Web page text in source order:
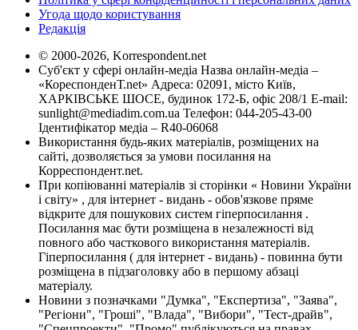
Угода щодо користування
Редакція
© 2000-2026, Korrespondent.net
Суб'єкт у сфері онлайн-медіа Назва онлайн-медіа –
«КореспонденТ.net» Адреса: 02091, місто Київ,
ХАРКІВСЬКЕ ШОСЕ, будинок 172-Б, офіс 208/1 E-mail:
sunlight@mediadim.com.ua Телефон: 044-205-43-00
Ідентифікатор медіа – R40-06068
Використання будь-яких матеріалів, розміщених на
сайті, дозволяється за умови посилання на
Корреспондент.net.
При копіюванні матеріалів зі сторінки « Новини України
і світу» , для інтернет - видань - обов'язкове пряме
відкрите для пошукових систем гіперпосилання .
Посилання має бути розміщена в незалежності від
повного або часткового використання матеріалів.
Гіперпосилання ( для інтернет - видань) - повинна бути
розміщена в підзаголовку або в першому абзаці
матеріалу.
Новини з позначками "Думка", "Експертиза", "Заява",
"Регіони", "Гроші", "Влада", "Вибори", "Тест-драйв",